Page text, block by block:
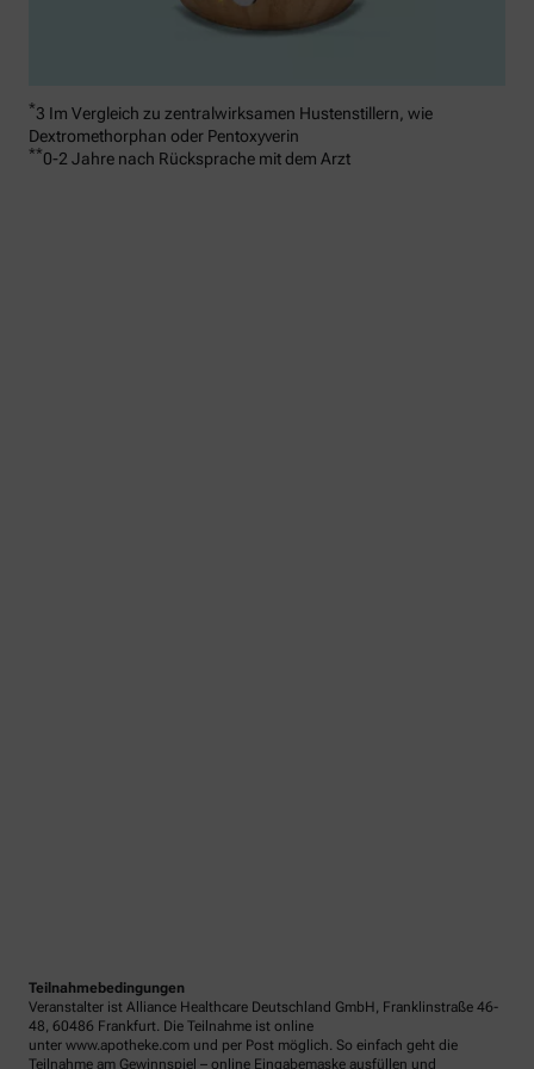
*3 Im Vergleich zu zentralwirksamen Hustenstillern, wie
Dextromethorphan oder Pentoxyverin
**0-2 Jahre nach Rücksprache mit dem Arzt
Teilnahmebedingungen
Veranstalter ist Alliance Healthcare Deutschland GmbH, Franklinstraße 46-
48, 60486 Frankfurt. Die Teilnahme ist online
unter www.apotheke.com und per Post möglich. So einfach geht die
Teilnahme am Gewinnspiel – online Eingabemaske ausfüllen und